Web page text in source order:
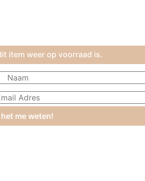
item weer op voorraad is.
me weten!